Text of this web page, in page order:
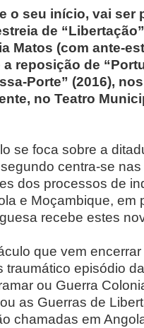
o seu início, vai ser
de
Matos (com ante-
reposição de
Porte” (2016),
no Teatro
se foca sobre a
centra-se
dos processos de
e Moçambique, em
recebe estes
que vem
traumático episódio
ou Guerra
as Guerras de
chamadas em